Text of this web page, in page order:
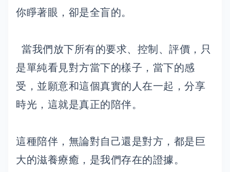
你睜著眼，卻是全盲的。
當我們放下所有的要求、控制、評價，只
是單純看見對方當下的樣子，當下的感
受，並願意和這個真實的人在一起，分享
時光，這就是真正的陪伴。
這種陪伴，無論對自己還是對方，都是巨
大的滋養療癒，是我們存在的證據。